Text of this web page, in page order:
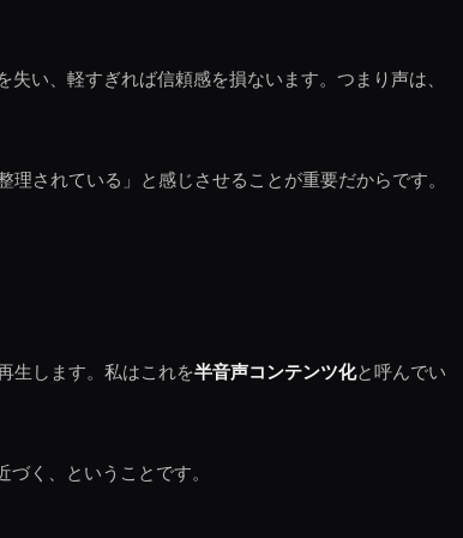
い、軽すぎれば信頼感を損ないます。つまり声は、
されている」と感じさせることが重要だからです。
生します。私はこれを半音声コンテンツ化と呼んでい
く、ということです。